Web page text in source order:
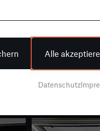
Geschichten aus
Events und
Services!
Alle
Datenschutz